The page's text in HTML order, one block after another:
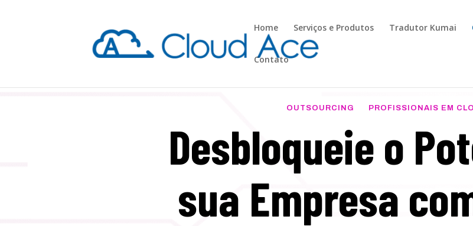
Home Serviços e Produtos Tradutor Kumai
Contato
OUTSOURCING PROFISSIONAIS EM
Desbloqueie o
sua Empresa